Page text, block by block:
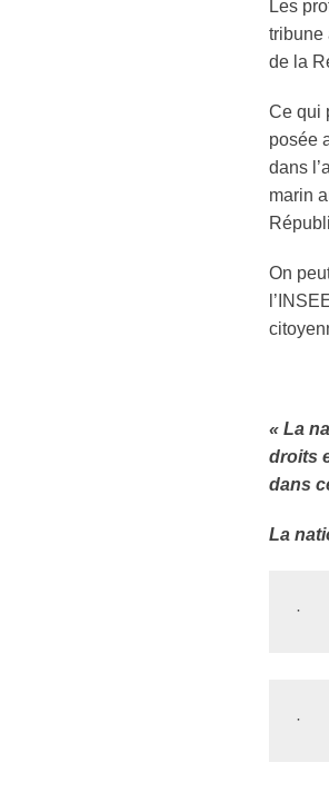
Les
tribune
de la
Ce qui
posée
dans
marin
On
« La
droits
dans
La